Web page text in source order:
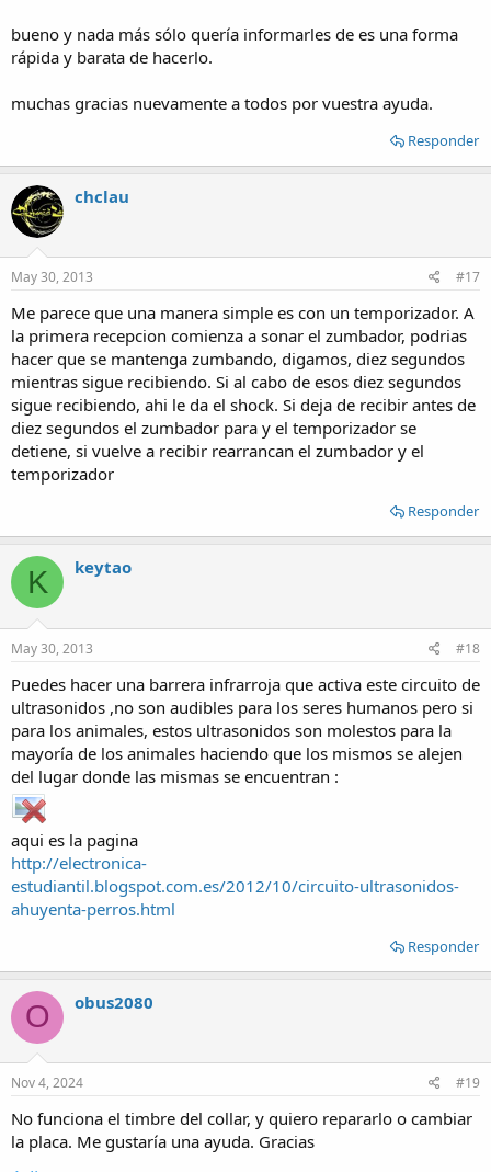
bueno y nada más sólo quería informarles de es una forma
rápida y barata de hacerlo.
muchas gracias nuevamente a todos por vuestra ayuda.
Responder
chclau
May 30, 2013 #17
Me parece que una manera simple es con un temporizador. A
la primera recepcion comienza a sonar el zumbador, podrias
hacer que se mantenga zumbando, digamos, diez segundos
mientras sigue recibiendo. Si al cabo de esos diez segundos
sigue recibiendo, ahi le da el shock. Si deja de recibir antes de
diez segundos el zumbador para y el temporizador se
detiene, si vuelve a recibir rearrancan el zumbador y el
temporizador
Responder
K keytao
May 30, 2013 #18
Puedes hacer una barrera infrarroja que activa este circuito de
ultrasonidos ,no son audibles para los seres humanos pero si
para los animales, estos ultrasonidos son molestos para la
mayoría de los animales haciendo que los mismos se alejen
del lugar donde las mismas se encuentran :
aqui es la pagina
http://electronica-
estudiantil.blogspot.com.es/2012/10/circuito-ultrasonidos-
ahuyenta-perros.html
Responder
O obus2080
Nov 4, 2024 #19
No funciona el timbre del collar, y quiero repararlo o cambiar
la placa. Me gustaría una ayuda. Gracias